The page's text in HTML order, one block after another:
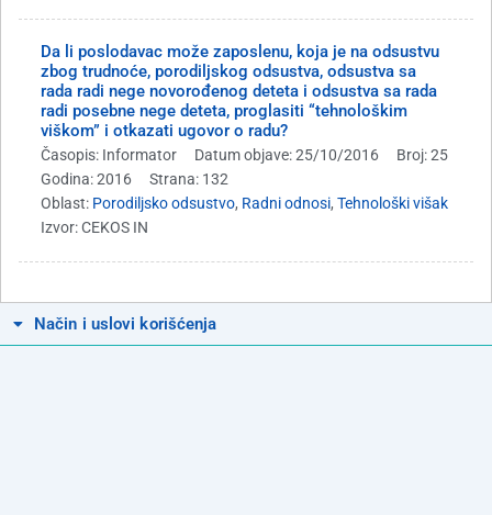
Da li poslodavac može zaposlenu, koja je na odsustvu
zbog trudnoće, porodiljskog odsustva, odsustva sa
rada radi nege novorođenog deteta i odsustva sa rada
radi posebne nege deteta, proglasiti “tehnološkim
viškom” i otkazati ugovor o radu?
Časopis: Informator Datum objave: 25/10/2016
Broj: 25
Godina: 2016
Strana: 132
Oblast: Porodiljsko odsustvo, Radni odnosi, Tehnološki višak
Izvor: CEKOS IN
Način i uslovi korišćenja